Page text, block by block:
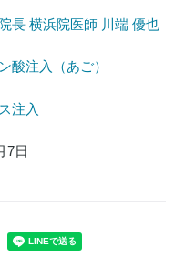
長 横浜院医師 川端 優也
酸注入（あご）
注入
7日